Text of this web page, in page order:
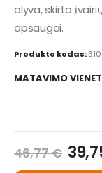
alyva, skirta
apsaugai.
Produkto kodas:
MATAVIMO
46,77€